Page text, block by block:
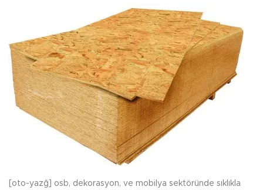
[oto-yazğ] osb, dekorasyon, ve mobilya sektöründe sıklıkla